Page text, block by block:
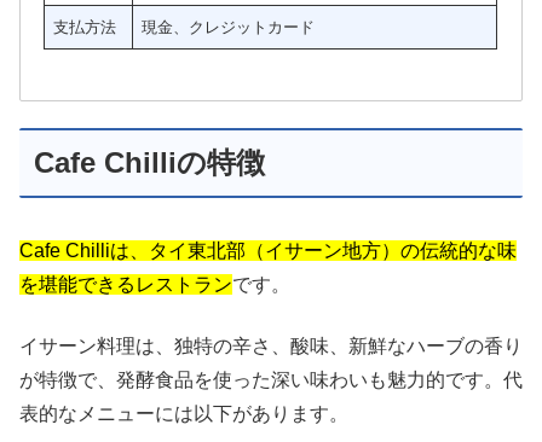
支払方法 現金、クレジットカード
Cafe Chilliの特徴
Cafe Chilliは、タイ東北部（イサーン地方）の伝統的な味
を堪能できるレストランです。
イサーン料理は、独特の辛さ、酸味、新鮮なハーブの香り
が特徴で、発酵食品を使った深い味わいも魅力的です。代
表的なメニューには以下があります。